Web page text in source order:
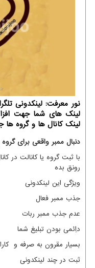
نور معرفت: لینکدونی
لینک های شما جهت
لینک کانال ها و گروه
دنبال ممبر واقعی برای
با ثبت گروه یا کانالت در
رونق بده
ویژگی این لینکدونی
جذب ممبر فعال
عدم جذب ممبر ربات
داِئمی بودن تبلیغ شما
بسیار مقرون به صرفه و کارا
ثبت در چند لینکدونی